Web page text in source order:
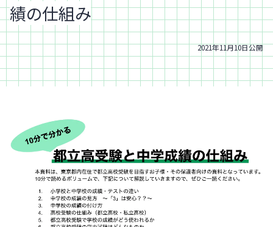
績の仕組み
2021年11月10日公開